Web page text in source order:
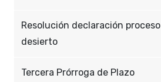
Resolución declaración proceso
desierto
Tercera Prórroga de Plazo